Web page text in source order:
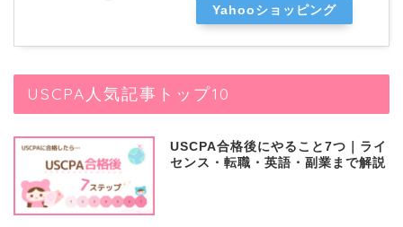
Yahooショッピング
USCPA人気記事トップ10
USCPA合格後にやること7つ｜ライ
センス・転職・英語・副業まで解説